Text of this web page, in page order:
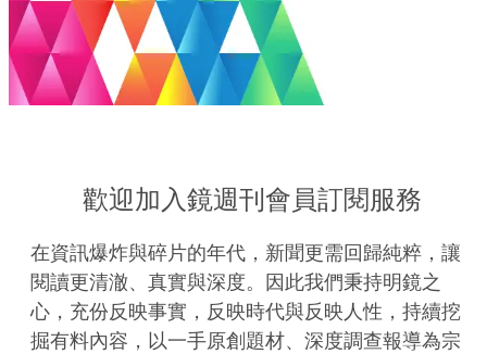
歡迎加入鏡週刊會員訂閱服務
在資訊爆炸與碎片的年代，新聞更需回歸純粹，讓
閱讀更清澈、真實與深度。因此我們秉持明鏡之
心，充份反映事實，反映時代與反映人性，持續挖
掘有料內容，以一手原創題材、深度調查報導為宗